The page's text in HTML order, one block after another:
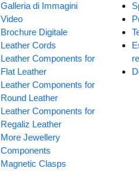
Galleria di Immagini
Video
Brochure Digitale
Leather Cords
Leather Components for
Flat Leather
Leather Components for
Round Leather
Leather Components for
Regaliz Leather
More Jewellery
Components
Magnetic Clasps